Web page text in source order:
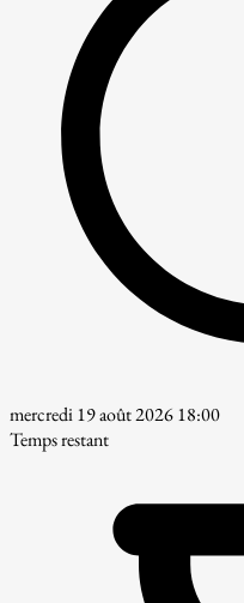
mercredi 19 août 2026 18:00
Temps restant